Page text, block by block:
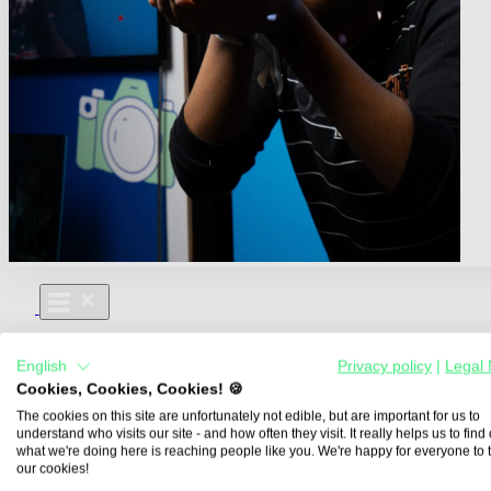
Aus- und Weiterbildungen
Für Lehre & Ausbildung
Media For You
Über Uns
English Privacy policy
Legal
Cookies, Cookies, Cookies! 🍪
The cookies on this site are unfortunately not edible, but are important for us to
understand who visits our site - and how often they visit. It really helps us to find
what we're doing here is reaching people like you. We're happy for everyone to
our cookies!